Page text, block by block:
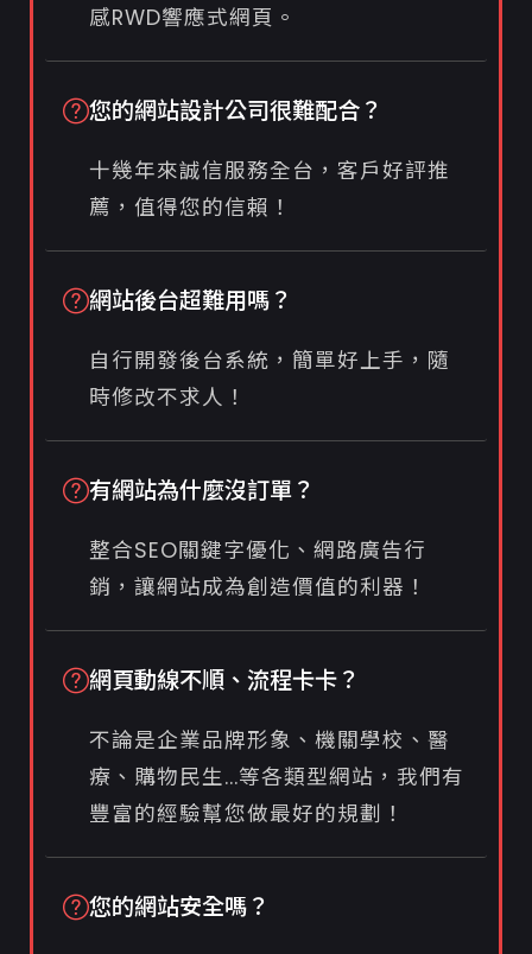
感RWD響應式網頁。
您的網站設計公司很難配合？
十幾年來誠信服務全台，客戶好評推
薦，值得您的信賴！
網站後台超難用嗎？
自行開發後台系統，簡單好上手，隨
時修改不求人！
有網站為什麼沒訂單？
整合SEO關鍵字優化、網路廣告行
銷，讓網站成為創造價值的利器！
網頁動線不順、流程卡卡？
不論是企業品牌形象、機關學校、醫
療、購物民生...等各類型網站，我們有
豐富的經驗幫您做最好的規劃！
您的網站安全嗎？